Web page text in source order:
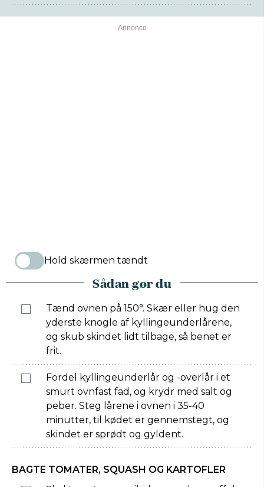
Hold skærmen tændt
Sådan gør du
Tænd ovnen på 150°. Skær eller hug den
yderste knogle af kyllingeunderlårene,
og skub skindet lidt tilbage, så benet er
frit.
Fordel kyllingeunderlår og -overlår i et
smurt ovnfast fad, og krydr med salt og
peber. Steg lårene i ovnen i 35-40
minutter, til kødet er gennemstegt, og
skindet er sprødt og gyldent.
BAGTE TOMATER, SQUASH OG KARTOFLER